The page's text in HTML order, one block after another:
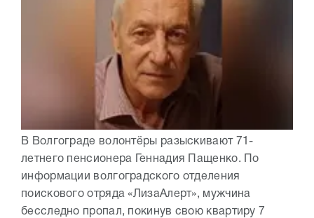
В Волгограде волонтёры разыскивают 71-
летнего пенсионера Геннадия Пащенко. По
информации волгоградского отделения
поискового отряда «ЛизаАлерт», мужчина
бесследно пропал, покинув свою квартиру 7